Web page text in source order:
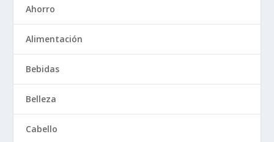
Ahorro
Alimentación
Bebidas
Belleza
Cabello